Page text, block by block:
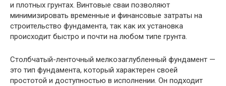
и плотных грунтах. Винтовые сваи позволяют
минимизировать временные и финансовые затраты на
строительство фундамента, так как их установка
происходит быстро и почти на любом типе грунта.
Столбчатый-ленточный мелкозаглубленный фундамент —
это тип фундамента, который характерен своей
простотой и доступностью в исполнении. Он подходит